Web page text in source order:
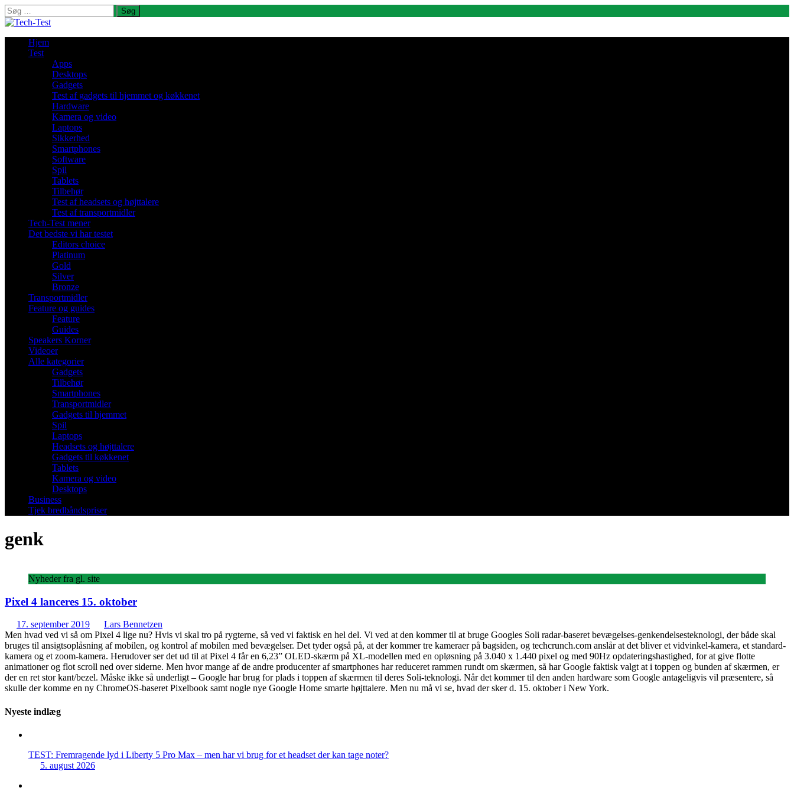
Søg
efter:
Hjem
Test
Apps
Desktops
Gadgets
Test af gadgets til hjemmet og køkkenet
Hardware
Kamera og video
Laptops
Sikkerhed
Smartphones
Software
Spil
Tablets
Tilbehør
Test af headsets og højttalere
Test af transportmidler
Tech-Test mener
Det bedste vi har testet
Editors choice
Platinum
Gold
Silver
Bronze
Transportmidler
Feature og guides
Feature
Guides
Speakers Korner
Videoer
Alle kategorier
Gadgets
Tilbehør
Smartphones
Transportmidler
Gadgets til hjemmet
Spil
Laptops
Headsets og højttalere
Gadgets til køkkenet
Tablets
Kamera og video
Desktops
Business
Tjek bredbåndspriser
genk
Nyheder fra gl. site
Pixel 4 lanceres 15. oktober
17. september 2019
Lars Bennetzen
Men hvad ved vi så om Pixel 4 lige nu? Hvis vi skal tro på rygterne, så ved vi faktisk en hel del. Vi ved at den kommer til at bruge Googles Soli radar-baseret bevægelses-genkendelsesteknologi, der både skal
bruges til ansigtsoplåsning af mobilen, og kontrol af mobilen med bevægelser. Det tyder også på, at der kommer tre kameraer på bagsiden, og techcrunch.com anslår at det bliver et vidvinkel-kamera, et standard-
kamera og et zoom-kamera. Herudover ser det ud til at Pixel 4 får en 6,23” OLED-skærm på XL-modellen med en opløsning på 3.040 x 1.440 pixel og med 90Hz opdateringshastighed, for at give flotte
animationer og flot scroll ned over siderne. Men hvor mange af de andre producenter af smartphones har reduceret rammen rundt om skærmen, så har Google faktisk valgt at i toppen og bunden af skærmen, er
der en ret stor kant/bezel. Måske ikke så underligt – Google har brug for plads i toppen af skærmen til deres Soli-teknologi. Når det kommer til den anden hardware som Google antageligvis vil præsentere, så
skulle der komme en ny ChromeOS-baseret Pixelbook samt nogle nye Google Home smarte højttalere. Men nu må vi se, hvad der sker d. 15. oktober i New York.
Nyeste indlæg
TEST: Fremragende lyd i Liberty 5 Pro Max – men har vi brug for et headset der kan tage noter?
5. august 2026